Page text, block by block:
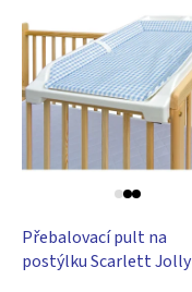
Přebalovací pult na
postýlku Scarlett